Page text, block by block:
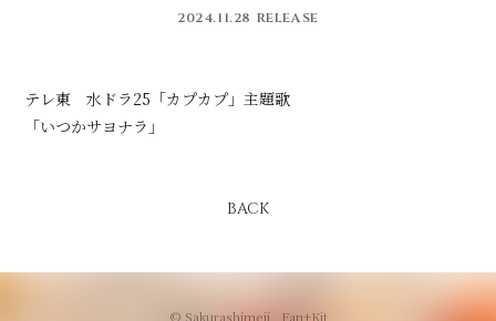
2024.11.28 RELEASE
テレ東 水ドラ25「カプカプ」主題歌
「いつかサヨナラ」
BACK
© Sakurashimeji , Fan+Kit